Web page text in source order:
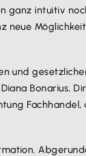
ganz intuitiv
neue
und
Bonarius,
Fachhandel,